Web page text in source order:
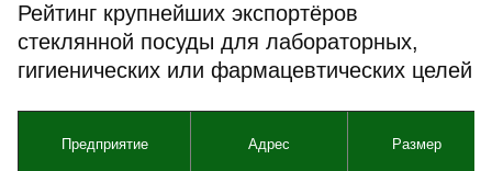
Рейтинг крупнейших экспортёров
стеклянной посуды для лабораторных,
гигиенических или фармацевтических целей
Предприятие Адрес Размер